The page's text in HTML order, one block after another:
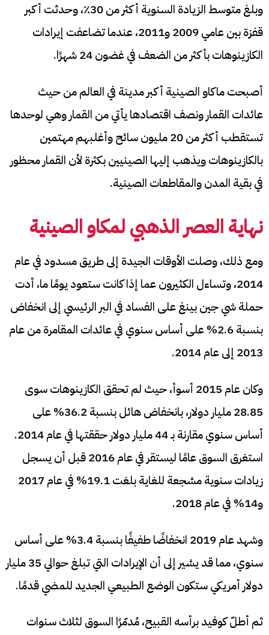
وبلغ متوسط ​​الزيادة السنوية أكثر من 30٪، وحدثت أكبر
قفزة بين عامي 2009 و2011، عندما تضاعفت إيرادات
الكازينوهات بأكثر من الضعف في غضون 24 شهرًا.
أصبحت ماكاو الصينية أكبر مدينة في العالم من حيث
عائدات القمار ونصف اقتصادها يأتي من القمار وهي لوحدها
تستقطب أكثر من 20 مليون سائح وأغلبهم مهتمين
بالكازينوهات ويذهب إليها الصينيين بكثرة لأن القمار محظور
في بقية المدن والمقاطعات الصينية.
نهاية العصر الذهبي لمكاو الصينية
ومع ذلك، وصلت الأوقات الجيدة إلى طريق مسدود في عام
2014، وتساءل الكثيرون عما إذا كانت ستعود يومًا ما، أدت
حملة شي جين بينغ على الفساد في البر الرئيسي إلى انخفاض
بنسبة 2.6% على أساس سنوي في عائدات المقامرة من عام
2013 إلى عام 2014.
وكان عام 2015 أسوأ، حيث لم تحقق الكازينوهات سوى
28.85 مليار دولار، بانخفاض هائل بنسبة 36.2% على
أساس سنوي مقارنة بـ 44 مليار دولار حققتها في عام 2014.
استغرق السوق عامًا ليستقر في عام 2016 قبل أن يسجل
زيادات سنوية مشجعة للغاية بلغت 19.1% في عام 2017
و14% في عام 2018.
وشهد عام 2019 انخفاضًا طفيفًا بنسبة 3.4% على أساس
سنوي، مما قد يشير إلى أن الإيرادات التي تبلغ حوالي 35 مليار
دولار أمريكي ستكون الوضع الطبيعي الجديد للمضي قدمًا.
ثم أطلّ كوفيد برأسه القبيح، مُدمّرًا السوق لثلاث سنوات